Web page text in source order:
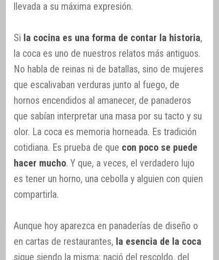
llevada a su máxima expresión.
Si la cocina es una forma de contar la historia,
la coca es uno de nuestros relatos más antiguos.
No habla de reinas ni de batallas, sino de mujeres
que escalivaban verduras junto al fuego, de
hornos encendidos al amanecer, de panaderos
que sabían interpretar una masa por su tacto y su
olor. La coca es memoria horneada. Es tradición
cotidiana. Es prueba de que con poco se puede
hacer mucho. Y que, a veces, el verdadero lujo
es tener un horno, una cebolla y alguien con quien
compartirla.
Aunque hoy aparezca en panaderías de diseño o
en cartas de restaurantes, la esencia de la coca
sigue siendo la misma: nació del rescoldo, del